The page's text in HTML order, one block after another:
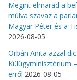
Megint elmarad a
múlva szavaz a
Magyar Péter és a
2026-08-05
Orbán Anita azzal
Külügyminisztérium
erről 2026-08-05